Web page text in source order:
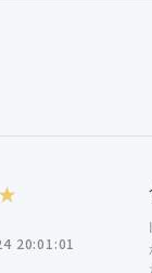
20:01:01